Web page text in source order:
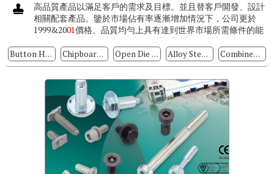
高品質產品以滿足客戶的需求及目標。並且替客戶開發、設計
相關配套產品。鑒於市場佔有率逐漸增加情況下，公司更於
1999&2001價格、品質均勻上具有達到世界市場所需條件的能
力，在國際競爭環境上更外銷歐洲、美洲、亞洲市場,並且深
得客戶信賴及好評。 ...
Button Head Cap Screws Chipboard Screws Open Die Screw Alloy Steel Screws Combined Screws